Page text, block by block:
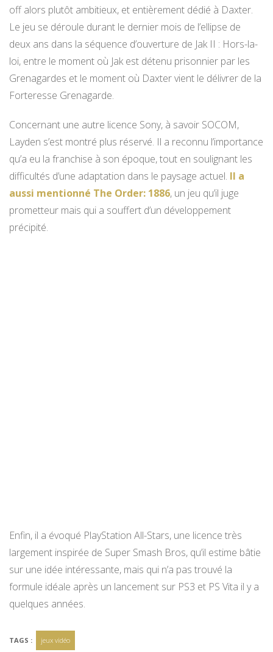
off alors plutôt ambitieux, et entièrement dédié à Daxter.
Le jeu se déroule durant le dernier mois de l’ellipse de
deux ans dans la séquence d’ouverture de Jak II : Hors-la-
loi, entre le moment où Jak est détenu prisonnier par les
Grenagardes et le moment où Daxter vient le délivrer de la
Forteresse Grenagarde.
Concernant une autre licence Sony, à savoir SOCOM,
Layden s’est montré plus réservé. Il a reconnu l’importance
qu’a eu la franchise à son époque, tout en soulignant les
difficultés d’une adaptation dans le paysage actuel. Il a
aussi mentionné The Order: 1886, un jeu qu’il juge
prometteur mais qui a souffert d’un développement
précipité.
Enfin, il a évoqué PlayStation All-Stars, une licence très
largement inspirée de Super Smash Bros, qu’il estime bâtie
sur une idée intéressante, mais qui n’a pas trouvé la
formule idéale après un lancement sur PS3 et PS Vita il y a
quelques années.
TAGS : jeux vidéo